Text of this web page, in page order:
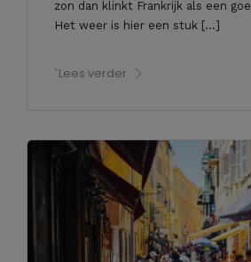
zon dan klinkt Frankrijk als een
Het weer is hier een stuk […]
`Lees verder